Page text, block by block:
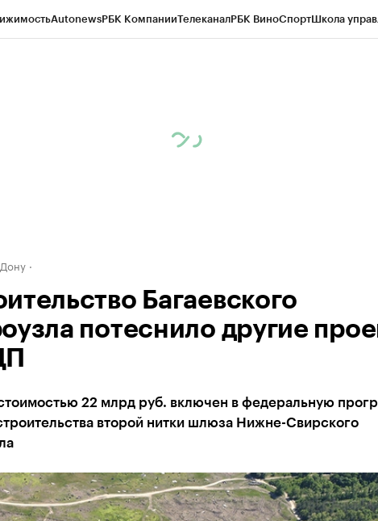
AutonewsРБК КомпанииТелеканалРБК ВиноСпортШкола
Багаевского
потеснило другие
22 млрд руб. включен в федеральную
второй нитки шлюза Нижне-Свирского